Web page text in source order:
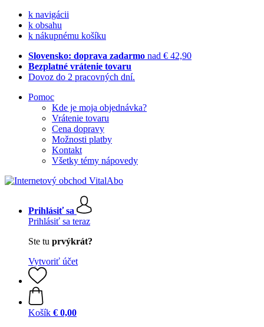
k navigácii
k obsahu
k nákupnému košíku
Slovensko: doprava zadarmo nad € 42,90
Bezplatné vrátenie tovaru
Dovoz do 2 pracovných dní.
Pomoc
Kde je moja objednávka?
Vrátenie tovaru
Cena dopravy
Možnosti platby
Kontakt
Všetky témy nápovedy
Prihlásiť sa
Prihlásiť sa teraz
Ste tu prvýkrát?
Vytvoriť účet
Košík € 0,00